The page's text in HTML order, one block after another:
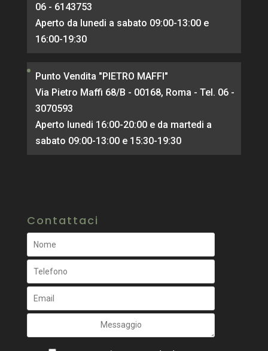
06 - 6143753
Aperto da lunedi a sabato 09:00-13:00 e
16:00-19:30
Punto Vendita "PIETRO MAFFI"
Via Pietro Maffi 68/B - 00168, Roma - Tel. 06 -
3070593
Aperto lunedi 16:00-20:00 e da martedi a
sabato 09:00-13:00 e 15:30-19:30
Contattaci